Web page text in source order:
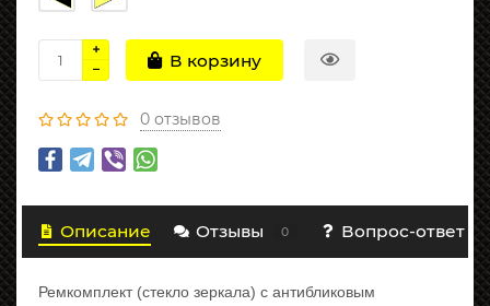
В корзину
0 отзывов
Описание Отзывы 0 Вопрос-ответ 0
Ремкомплект (стекло зеркала) с антибликовым